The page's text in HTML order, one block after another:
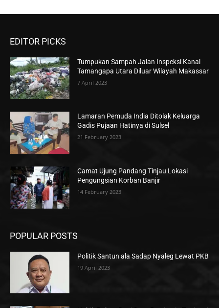
EDITOR PICKS
Tumpukan Sampah Jalan Inspeksi Kanal
Tamangapa Utara Diluar Wilayah Makassar
7 April 2023
Lamaran Pemuda India Ditolak Keluarga
Gadis Pujaan Hatinya di Sulsel
21 February 2023
Camat Ujung Pandang Tinjau Lokasi
Pengungsian Korban Banjir
14 February 2023
POPULAR POSTS
Politik Santun ala Sadap Nyaleg Lewat PKB
19 April 2023